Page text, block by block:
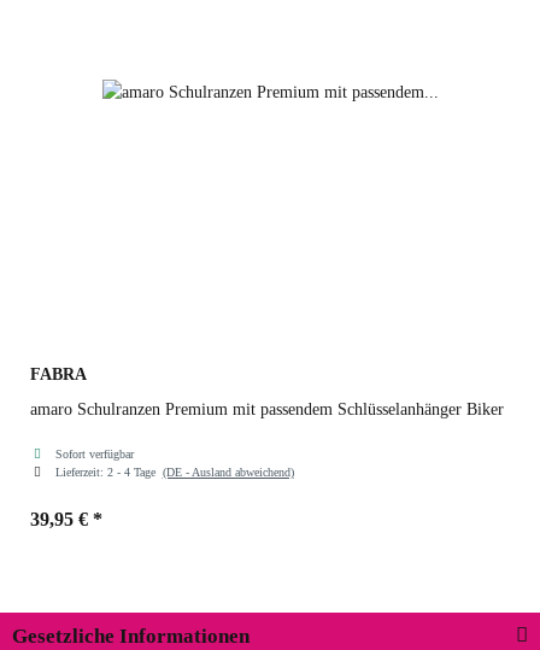
FABRA
amaro Schulranzen Premium mit passendem Schlüsselanhänger Biker
Sofort verfügbar
Lieferzeit: 2 - 4 Tage (DE - Ausland abweichend)
39,95 € *
Gesetzliche Informationen